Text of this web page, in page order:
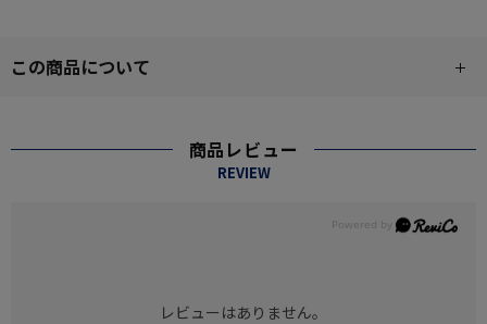
この商品について
商品レビュー
REVIEW
レビューはありません。